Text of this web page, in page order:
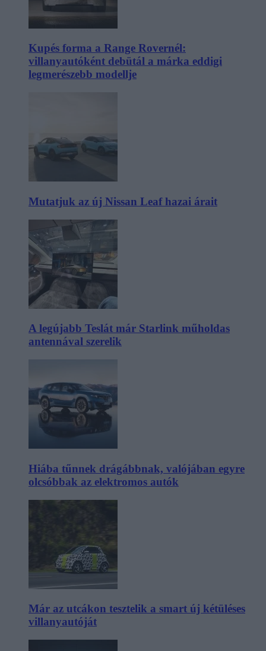
Kupés forma a Range Rovernél:
villanyautóként debütál a márka eddigi
legmerészebb modellje
Mutatjuk az új Nissan Leaf hazai árait
A legújabb Teslát már Starlink műholdas
antennával szerelik
Hiába tűnnek drágábbnak, valójában egyre
olcsóbbak az elektromos autók
Már az utcákon tesztelik a smart új kétüléses
villanyautóját